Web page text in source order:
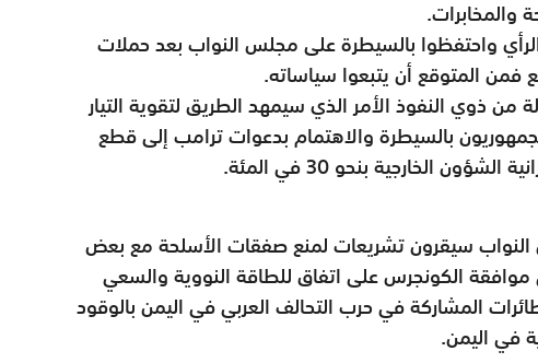
والمخابرات.
واحتفظوا بالسيطرة على مجلس النواب بعد حملات
فمن المتوقع أن يتبعوا سياساته.
ذوي النفوذ الأمر الذي سيمهد الطريق لتقوية التيار
بالسيطرة والاهتمام بدعوات ترامب إلى قطع
الخارجية بنحو 30 في المئة.
النواب سيقرون تشريعات لمنع صفقات الأسلحة مع بعض
موافقة الكونجرس على اتفاق للطاقة النووية والسعي
المشاركة في حرب التحالف العربي في اليمن بالوقود
في اليمن.